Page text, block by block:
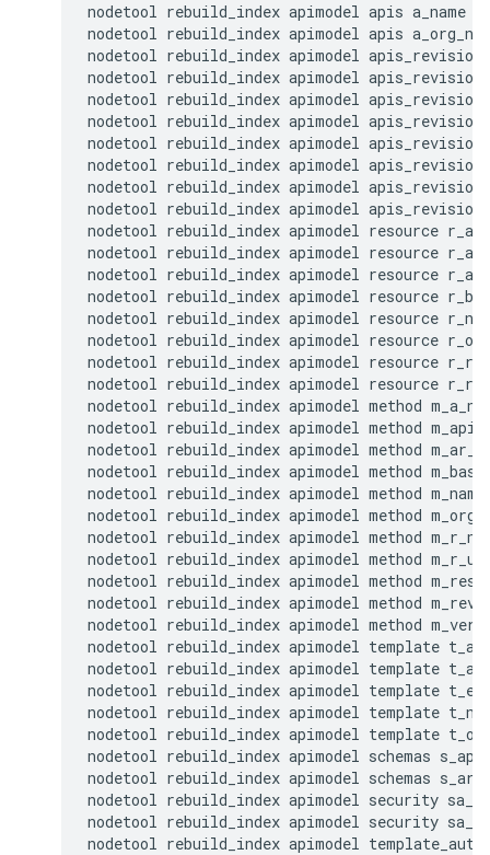
nodetool rebuild_index apimodel apis a_name
nodetool rebuild_index apimodel apis
nodetool rebuild_index apimodel apis_revision
nodetool rebuild_index apimodel apis_revision
nodetool rebuild_index apimodel apis_revision
nodetool rebuild_index apimodel
nodetool rebuild_index apimodel
nodetool rebuild_index apimodel apis_revision
nodetool rebuild_index apimodel
nodetool rebuild_index apimodel apis_revision
nodetool rebuild_index apimodel resource
nodetool rebuild_index apimodel resource
nodetool rebuild_index apimodel resource
nodetool rebuild_index apimodel resource
nodetool rebuild_index apimodel resource
nodetool rebuild_index apimodel resource
nodetool rebuild_index apimodel resource
nodetool rebuild_index apimodel resource
nodetool rebuild_index apimodel method
nodetool rebuild_index apimodel method
nodetool rebuild_index apimodel method
nodetool rebuild_index apimodel method
nodetool rebuild_index apimodel method m_name
nodetool rebuild_index apimodel method
nodetool rebuild_index apimodel method
nodetool rebuild_index apimodel method
nodetool rebuild_index apimodel method
nodetool rebuild_index apimodel method
nodetool rebuild_index apimodel method m_verb
nodetool rebuild_index apimodel template
nodetool rebuild_index apimodel template
nodetool rebuild_index apimodel template
nodetool rebuild_index apimodel template
nodetool rebuild_index apimodel template
nodetool rebuild_index apimodel schemas
nodetool rebuild_index apimodel schemas
nodetool rebuild_index apimodel security
nodetool rebuild_index apimodel security
nodetool rebuild_index apimodel template_auth